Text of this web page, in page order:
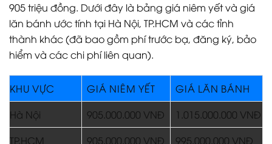
905 triệu đồng. Dưới đây là bảng giá niêm yết và giá
lăn bánh ước tính tại Hà Nội, TP.HCM và các tỉnh
thành khác (đã bao gồm phí trước bạ, đăng ký, bảo
hiểm và các chi phí liên quan).
KHU VỰC GIÁ NIÊM YẾT
GIÁ LĂN BÁNH
Hà Nội
905.000.000 VNĐ
1.015.000.000 VNĐ
TP.HCM
905.000.000 VNĐ 995.000.000 VNĐ